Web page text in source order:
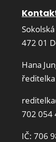
472 01
Hana
702 054
IČ: 706